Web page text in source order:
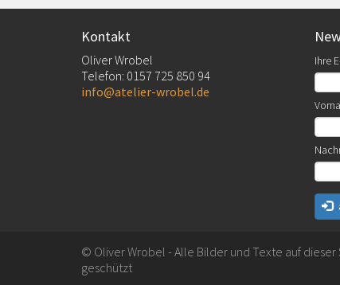
Kontakt
Oliver Wrobel
Telefon: 0157 725 850 94
info@atelier-wrobel.de
Ihre
© Oliver Wrobel - Alle Bilder und Texte auf
geschützt